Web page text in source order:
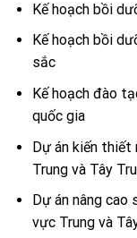
Kế hoạch bồi
Kế hoạch bồi
sắc
Kế hoạch đào
quốc gia
Dự án kiến
Trung và Tây
Dự án nâng
vực Trung và